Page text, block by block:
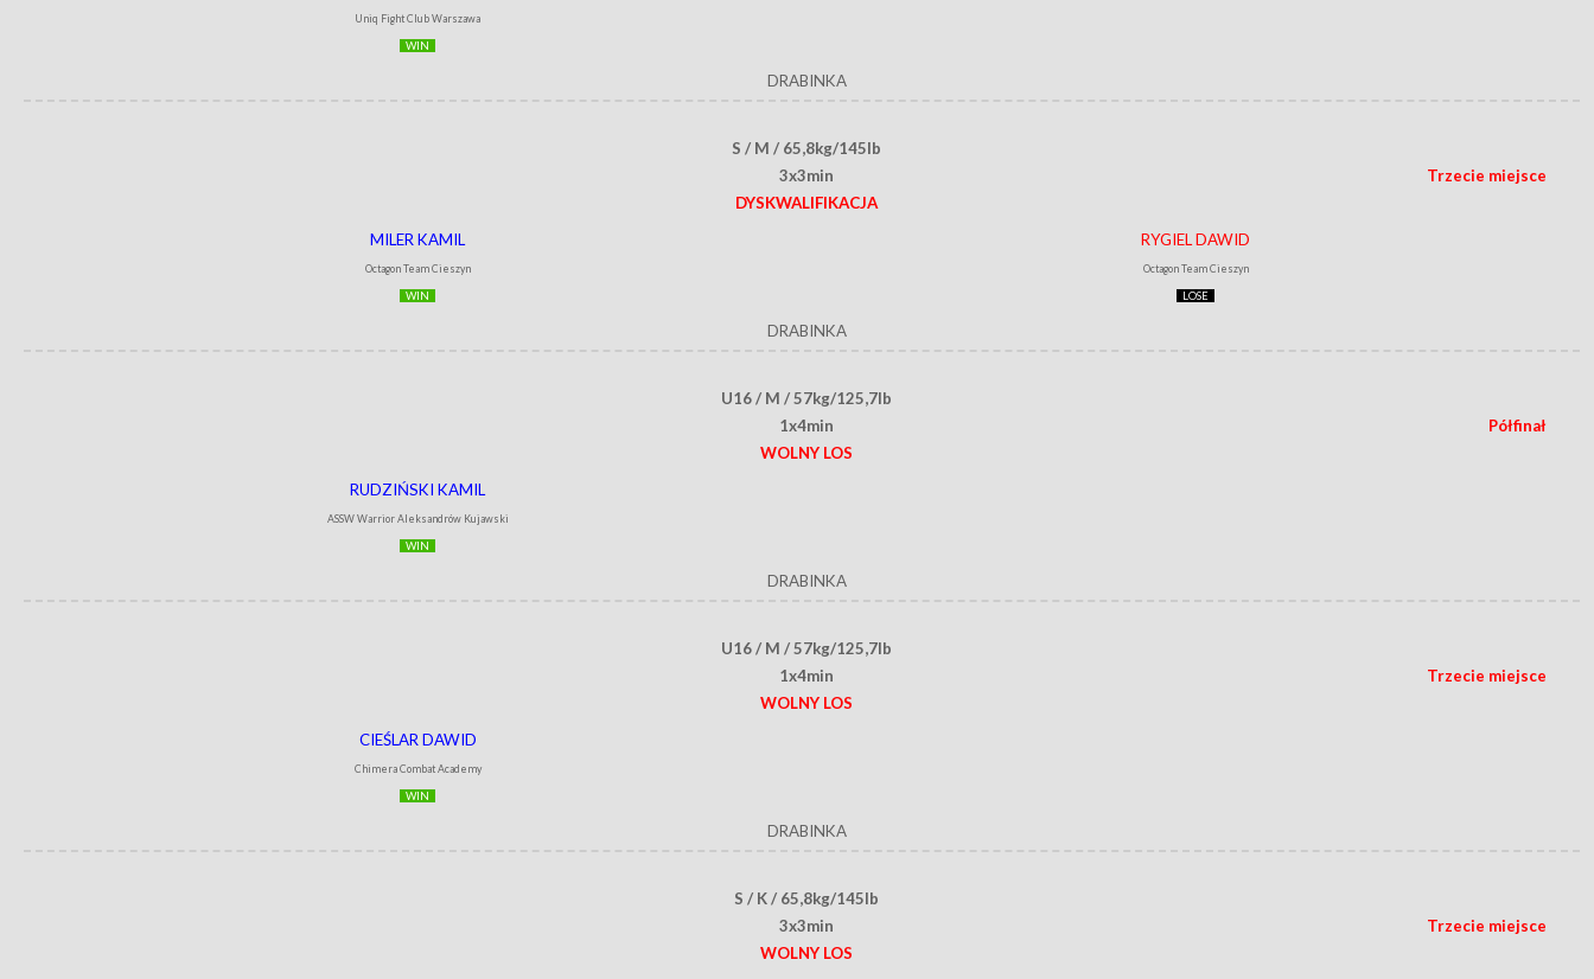
Uniq Fight Club Warszawa
WIN
DRABINKA
S / M / 65,8kg/145lb
3x3min
Trzecie miejsce
DYSKWALIFIKACJA
MILER KAMIL
Octagon Team Cieszyn
WIN
RYGIEL DAWID
Octagon Team Cieszyn
LOSE
DRABINKA
U16 / M / 57kg/125,7lb
1x4min
Półfinał
WOLNY LOS
RUDZIŃSKI KAMIL
ASSW Warrior Aleksandrów Kujawski
WIN
DRABINKA
U16 / M / 57kg/125,7lb
1x4min
Trzecie miejsce
WOLNY LOS
CIEŚLAR DAWID
Chimera Combat Academy
WIN
DRABINKA
S / K / 65,8kg/145lb
3x3min
Trzecie miejsce
WOLNY LOS